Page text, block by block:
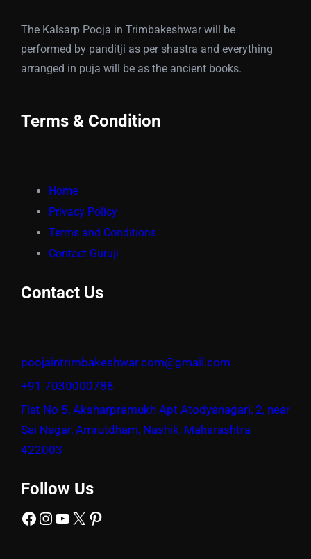
The Kalsarp Pooja in Trimbakeshwar will be
performed by panditji as per shastra and everything
arranged in puja will be as the ancient books.
Terms & Condition
Home
Privacy Policy
Terms and Conditions
Contact Guruji
Contact Us
poojaintrimbakeshwar.com@gmail.com
+91 7030000788
Flat No 5, Aksharpramukh Apt Atodyanagari, 2, near
Sai Nagar, Amrutdham, Nashik, Maharashtra
422003
Follow Us
Facebook Instagram YouTube X Pinterest